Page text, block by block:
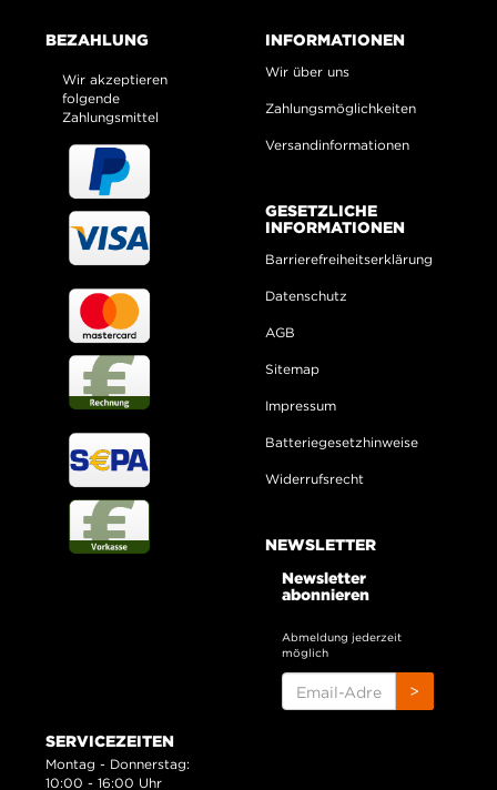
BEZAHLUNG
Wir akzeptieren
folgende
Zahlungsmittel
INFORMATIONEN
Wir über uns
Zahlungsmöglichkeiten
Versandinformationen
GESETZLICHE
INFORMATIONEN
Barrierefreiheitserklärung
Datenschutz
AGB
Sitemap
Impressum
Batteriegesetzhinweise
Widerrufsrecht
NEWSLETTER
Newsletter
abonnieren
Abmeldung jederzeit
möglich
ADRESSE
>
SERVICEZEITEN
Montag - Donnerstag:
10:00 - 16:00 Uhr